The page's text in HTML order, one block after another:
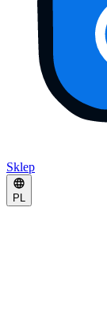
Sklep
PL